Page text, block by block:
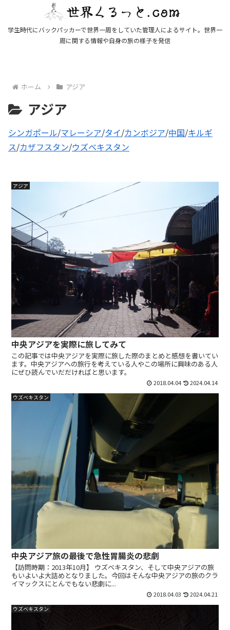
学生時代にバックパッカーで世界一周をしていた管理人によるサイト。世界一
周に関する情報や自身の旅の様子を発信
ホーム アジア
アジア
シンガポール/マレーシア/タイ/カンボジア/中国/キルギ
ス/カザフスタン/ウズベキスタン
アジア
中央アジアを実際に旅してみて
この記事では中央アジアを実際に旅した際のまとめと感想を書いてい
ます。中央アジアへの旅行を考えている人やこの場所に興味のある人
にぜひ読んでいだだければと思います。
2018.04.04 2024.04.14
ウズベキスタン
中央アジア旅の最後で急性胃腸炎の悲劇
【訪問時期：2013年10月】 ウズベキスタン、そして中央アジアの旅
もいよいよ大詰めとなりました。今回はそんな中央アジアの旅のクラ
イマックスにとんでもない悲劇に...
2018.04.03 2024.04.21
ウズベキスタン